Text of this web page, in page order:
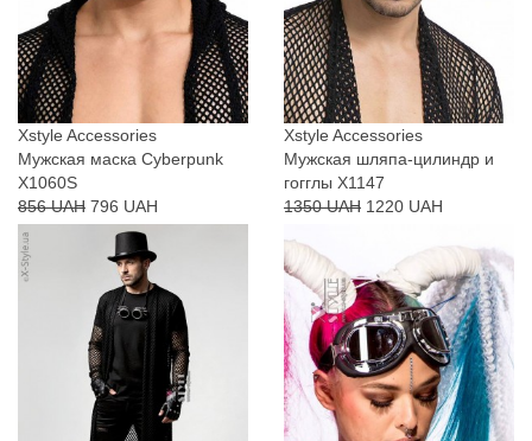
Xstyle Accessories
Мужская маска Cyberpunk
X1060S
856 UAH 796 UAH
Xstyle Accessories
Мужская шляпа-цилиндр и
гогглы X1147
1350 UAH 1220 UAH